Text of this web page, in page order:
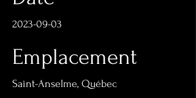
2023-09-03
Emplacement
Saint-Anselme, Québec